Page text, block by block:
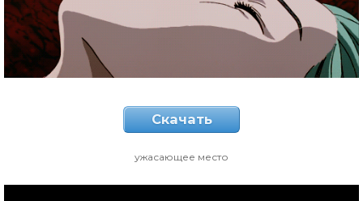
Скачать
ужасающее место